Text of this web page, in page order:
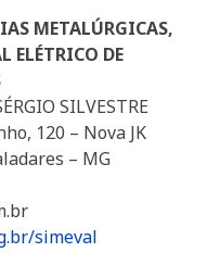
METALÚRGICAS,
ELÉTRICO DE
SILVESTRE
120 – Nova JK
– MG
simeval